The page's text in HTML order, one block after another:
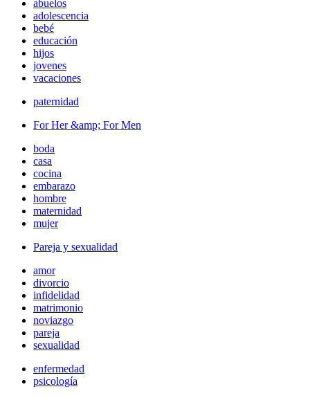
abuelos
adolescencia
bebé
educación
hijos
jovenes
vacaciones
paternidad
For Her &amp; For Men
boda
casa
cocina
embarazo
hombre
maternidad
mujer
Pareja y sexualidad
amor
divorcio
infidelidad
matrimonio
noviazgo
pareja
sexualidad
enfermedad
psicología